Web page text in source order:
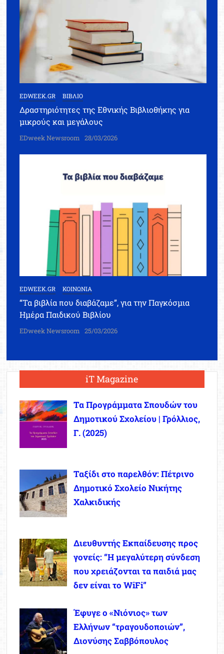
EDWEEK.GR ΒΙΒΛΙΟ
Δραστηριότητες της Εθνικής Βιβλιοθήκης για
μικρούς και μεγάλους
EDweek Newsroom 28/03/2026
EDWEEK.GR ΚΟΙΝΩΝΙΑ
“Τα βιβλία που διαβάζαμε”, για την Παγκόσμια
Ημέρα Παιδικού Βιβλίου
EDweek Newsroom 25/03/2026
iT Magazine
Τα Προγράμματα Σπουδών του
Δημοτικού Σχολείου | Γρόλλιος,
Γ. (2025)
Ταξίδι στο παρελθόν: Πέτρινο
Δημοτικό Σχολείο Νικήτης
Χαλκιδικής
Διευθυντής Εκπαίδευσης προς
γονείς: “Η μεγαλύτερη σύνδεση
που χρειάζονται τα παιδιά μας
δεν είναι το WiFi”
Έφυγε ο «Νιόνιος» των
Ελλήνων “τραγουδοποιών”,
Διονύσης Σαββόπουλος